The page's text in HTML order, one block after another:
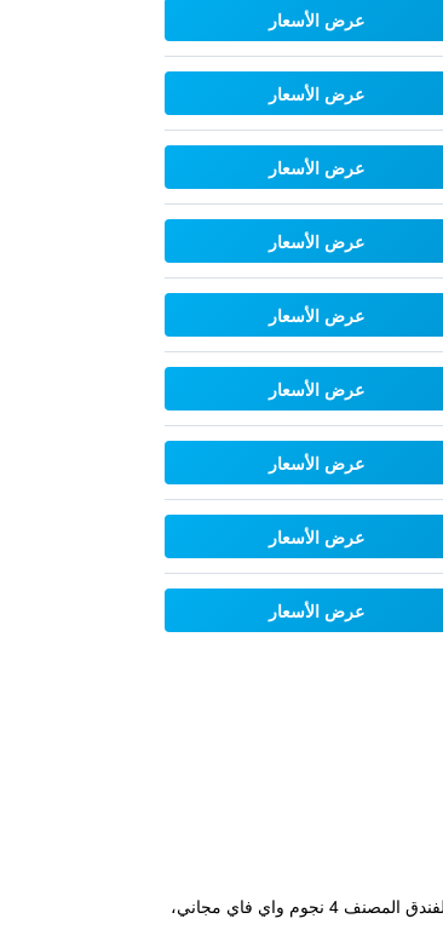
عرض الأسعار
عرض الأسعار
عرض الأسعار
عرض الأسعار
عرض الأسعار
عرض الأسعار
عرض الأسعار
عرض الأسعار
عرض الأسعار
يقع مكان إقامة "NYX Hotel Bilbao by Leonardo Hotels" في بلباو، ويتميز بمركز للياقة البدنية وصالة مشتركة ومطعم وبار. يوفر هذا الفندق المصنف 4 نجوم واي فاي مجاني،